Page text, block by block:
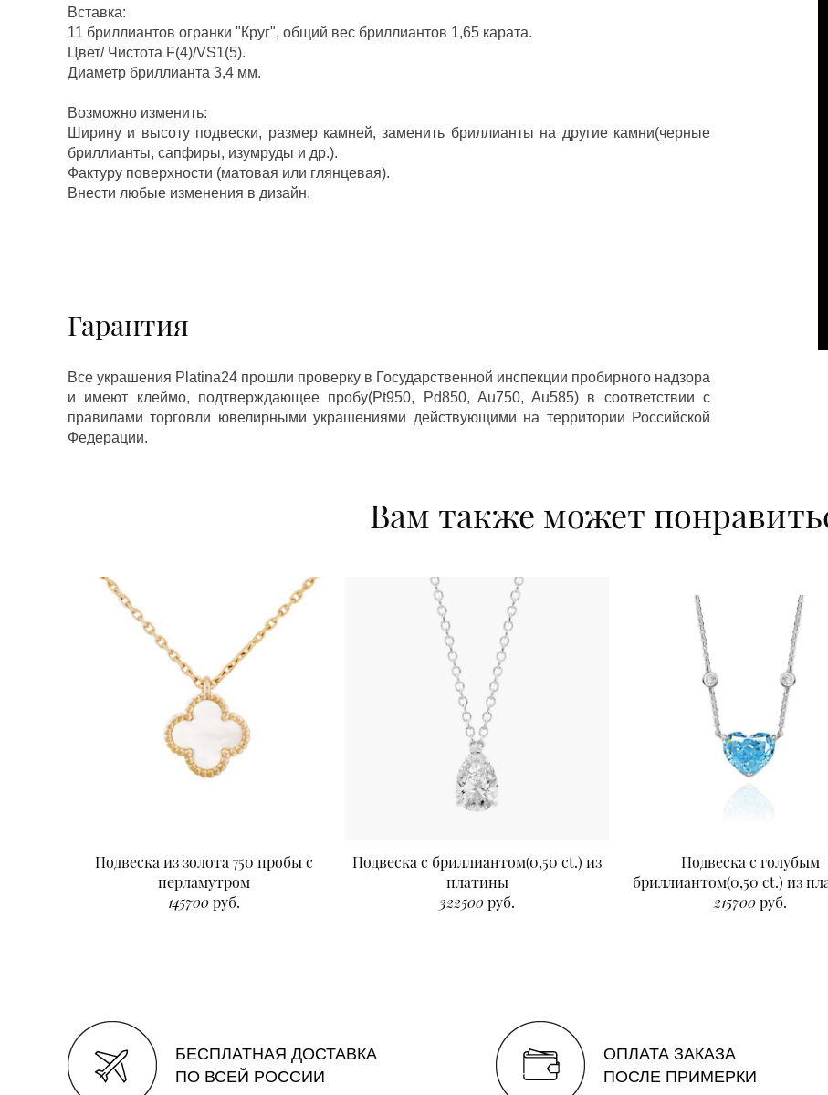
Вставка:
11 бриллиантов огранки "Круг", общий вес бриллиантов 1,65 карата.
Цвет/ Чистота F(4)/VS1(5).
Диаметр бриллианта 3,4 мм.
Возможно изменить:
Ширину и высоту подвески, размер камней, заменить бриллианты на другие камни(черные
бриллианты, сапфиры, изумруды и др.).
Фактуру поверхности (матовая или глянцевая).
Внести любые изменения в дизайн.
Гарантия
Все украшения Platina24 прошли проверку в Государственной инспекции пробирного надзора
и имеют клеймо, подтверждающее пробу(Pt950, Pd850, Au750, Au585) в соответствии с
правилами торговли ювелирными украшениями действующими на территории Российской
Федерации.
Вам также может
Подвеска из золота 750 пробы с
перламутром
145700руб.
Подвеска с бриллиантом(0,50 ct.) из
платины
322500руб.
Подвеска с голубым
бриллиантом(0,50 ct.) из
215700руб.
БЕСПЛАТНАЯ ДОСТАВКА
ПО ВСЕЙ РОССИИ
ОПЛАТА ЗАКАЗА
ПОСЛЕ ПРИМЕРКИ